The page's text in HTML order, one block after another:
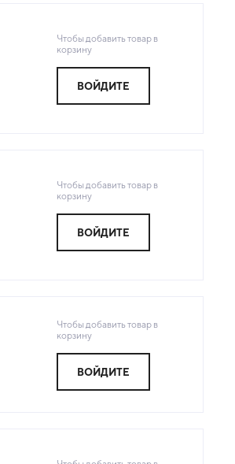
Чтобы добавить товар в
корзину
ВОЙДИТЕ
Чтобы добавить товар в
корзину
ВОЙДИТЕ
Чтобы добавить товар в
корзину
ВОЙДИТЕ